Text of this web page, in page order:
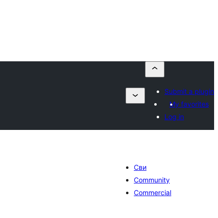
Submit a plugin
My favorites
Log in
Сви
Community
Commercial